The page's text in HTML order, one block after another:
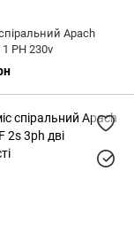
Apach
PH 230v